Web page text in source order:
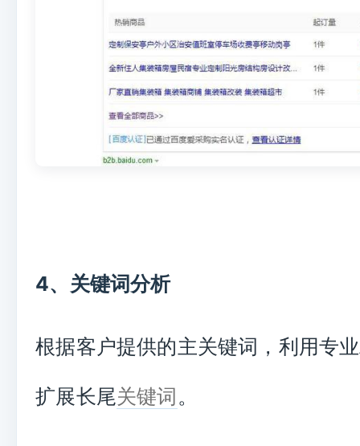
4、关键词分析
根据客户提供的主关键词，利用专
扩展长尾关键词。